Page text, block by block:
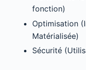
fonction)
Optimisation
Matérialisée)
Sécurité